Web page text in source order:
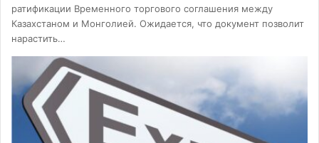
ратификации Временного торгового соглашения между
Казахстаном и Монголией. Ожидается, что документ позволит
нарастить…